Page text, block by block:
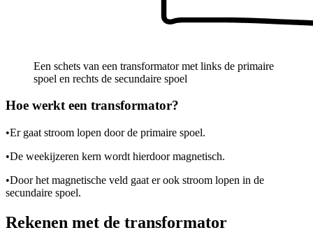
Een schets van een transformator met links de primaire
spoel en rechts de secundaire spoel
Hoe werkt een transformator?
•Er gaat stroom lopen door de primaire spoel.
•De weekijzeren kern wordt hierdoor magnetisch.
•Door het magnetische veld gaat er ook stroom lopen in de
secundaire spoel.
Rekenen met de transformator